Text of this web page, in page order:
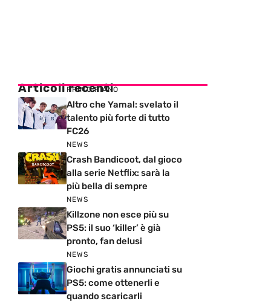
Articoli recenti
PRIMO PIANO
Altro che Yamal: svelato il
talento più forte di tutto
FC26
NEWS
Crash Bandicoot, dal gioco
alla serie Netflix: sarà la
più bella di sempre
NEWS
Killzone non esce più su
PS5: il suo ‘killer’ è già
pronto, fan delusi
NEWS
Giochi gratis annunciati su
PS5: come ottenerli e
quando scaricarli